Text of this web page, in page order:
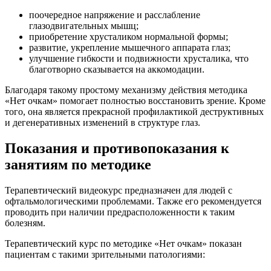
поочередное напряжение и расслабление
глазодвигательных мышц;
приобретение хрусталиком нормальной формы;
развитие, укрепление мышечного аппарата глаз;
улучшение гибкости и подвижности хрусталика, что
благотворно сказывается на аккомодации.
Благодаря такому простому механизму действия методика
«Нет очкам» помогает полностью восстановить зрение. Кроме
того, она является прекрасной профилактикой деструктивных
и дегенеративных изменений в структуре глаз.
Показания и противопоказания к
занятиям по методике
Терапевтический видеокурс предназначен для людей с
офтальмологическими проблемами. Также его рекомендуется
проводить при наличии предрасположенности к таким
болезням.
Терапевтический курс по методике «Нет очкам» показан
пациентам с такими зрительными патологиями: